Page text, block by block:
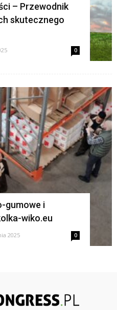
– Przewodnik
skutecznego
0
gumowe i
wiko.eu
2025 0